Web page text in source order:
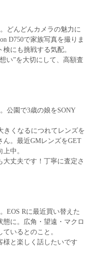
どんどんカメラの魅力に
D750で家族写真を撮りま
にも挑戦する気配。
い”を大切にして、高額査
公園で3歳の娘をSONY
きくなるにつれてレンズを
ん。最近GMレンズをGET
中。
大丈夫です！丁寧に査定さ
EOS Rに最近買い替えた
態に。広角・望遠・マクロ
いるとのこと。
様と楽しく話したいです